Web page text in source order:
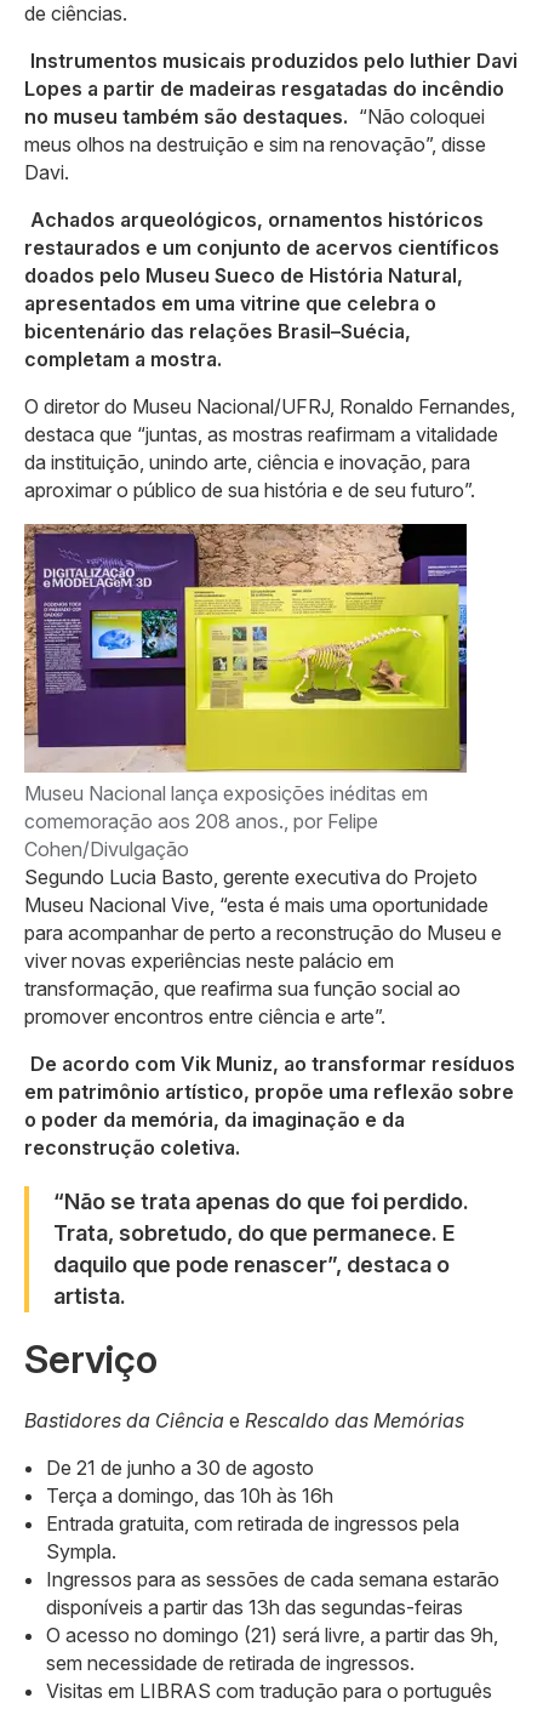
de ciências.
Instrumentos musicais produzidos pelo luthier Davi
Lopes a partir de madeiras resgatadas do incêndio
no museu também são destaques. “Não coloquei
meus olhos na destruição e sim na renovação”, disse
Davi.
Achados arqueológicos, ornamentos históricos
restaurados e um conjunto de acervos científicos
doados pelo Museu Sueco de História Natural,
apresentados em uma vitrine que celebra o
bicentenário das relações Brasil–Suécia,
completam a mostra.
O diretor do Museu Nacional/UFRJ, Ronaldo Fernandes,
destaca que “juntas, as mostras reafirmam a vitalidade
da instituição, unindo arte, ciência e inovação, para
aproximar o público de sua história e de seu futuro”.
Museu Nacional lança exposições inéditas em
comemoração aos 208 anos., por Felipe
Cohen/Divulgação
Segundo Lucia Basto, gerente executiva do Projeto
Museu Nacional Vive, “esta é mais uma oportunidade
para acompanhar de perto a reconstrução do Museu e
viver novas experiências neste palácio em
transformação, que reafirma sua função social ao
promover encontros entre ciência e arte”.
De acordo com Vik Muniz, ao transformar resíduos
em patrimônio artístico, propõe uma reflexão sobre
o poder da memória, da imaginação e da
reconstrução coletiva.
“Não se trata apenas do que foi perdido.
Trata, sobretudo, do que permanece. E
daquilo que pode renascer”, destaca o
artista.
Serviço
Bastidores da Ciência e Rescaldo das Memórias
De 21 de junho a 30 de agosto
Terça a domingo, das 10h às 16h
Entrada gratuita, com retirada de ingressos pela
Sympla.
Ingressos para as sessões de cada semana estarão
disponíveis a partir das 13h das segundas-feiras
O acesso no domingo (21) será livre, a partir das 9h,
sem necessidade de retirada de ingressos.
Visitas em LIBRAS com tradução para o português